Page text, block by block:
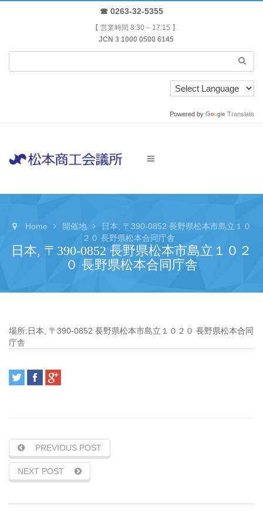
☎ 0263-32-5355
【 営業時間 8:30 – 17:15 】
JCN 3 1000 0500 6145
Powered by Translate
Home 開催地
日本, 〒390-0852 長野県松本市島立１０
２０ 長野県松本合同庁舎
日本, 〒390-0852 長野県松本市島立１０２
０ 長野県松本合同庁舎
場所:日本, 〒390-0852 長野県松本市島立１０２０ 長野県松本合同
庁舎
PREVIOUS POST
NEXT POST